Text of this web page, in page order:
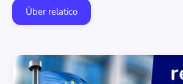
Über relatico